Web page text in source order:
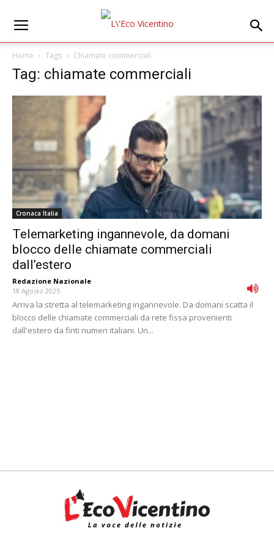
Home Tags Chiamate commerciali
Tag: chiamate commerciali
Cronaca Italia
Telemarketing ingannevole, da domani
blocco delle chiamate commerciali
dall’estero
Redazione Nazionale -
18 Agosto 2025
Arriva la stretta al telemarketing ingannevole. Da domani scatta il
blocco delle chiamate commerciali da rete fissa provenienti
dall'estero da finti numeri italiani. Un...